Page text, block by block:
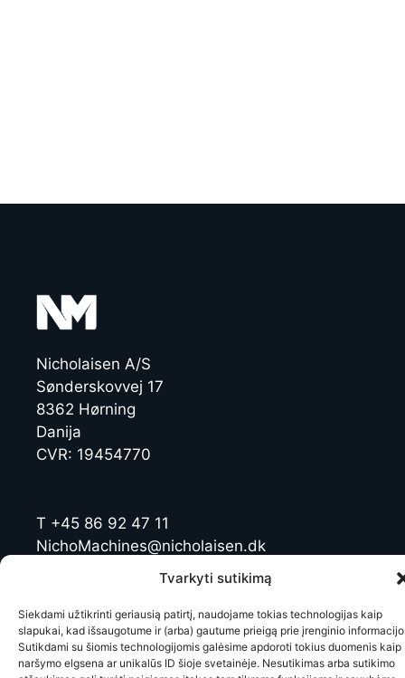
Tvarkyti sutikimą
Siekdami užtikrinti geriausią patirtį, naudojame tokias technologijas kaip
slapukai, kad išsaugotume ir (arba) gautume prieigą prie įrenginio
Sutikdami su šiomis technologijomis galėsime apdoroti tokius duomenis kaip
naršymo elgsena ar unikalūs ID šioje svetainėje. Nesutikimas arba sutikimo
Nicholaisen A/S
Sønderskovvej 17
8362 Hørning
Danija
CVR: 19454770
T +45 86 92 47 11
NichoMachines@nicholaisen.dk